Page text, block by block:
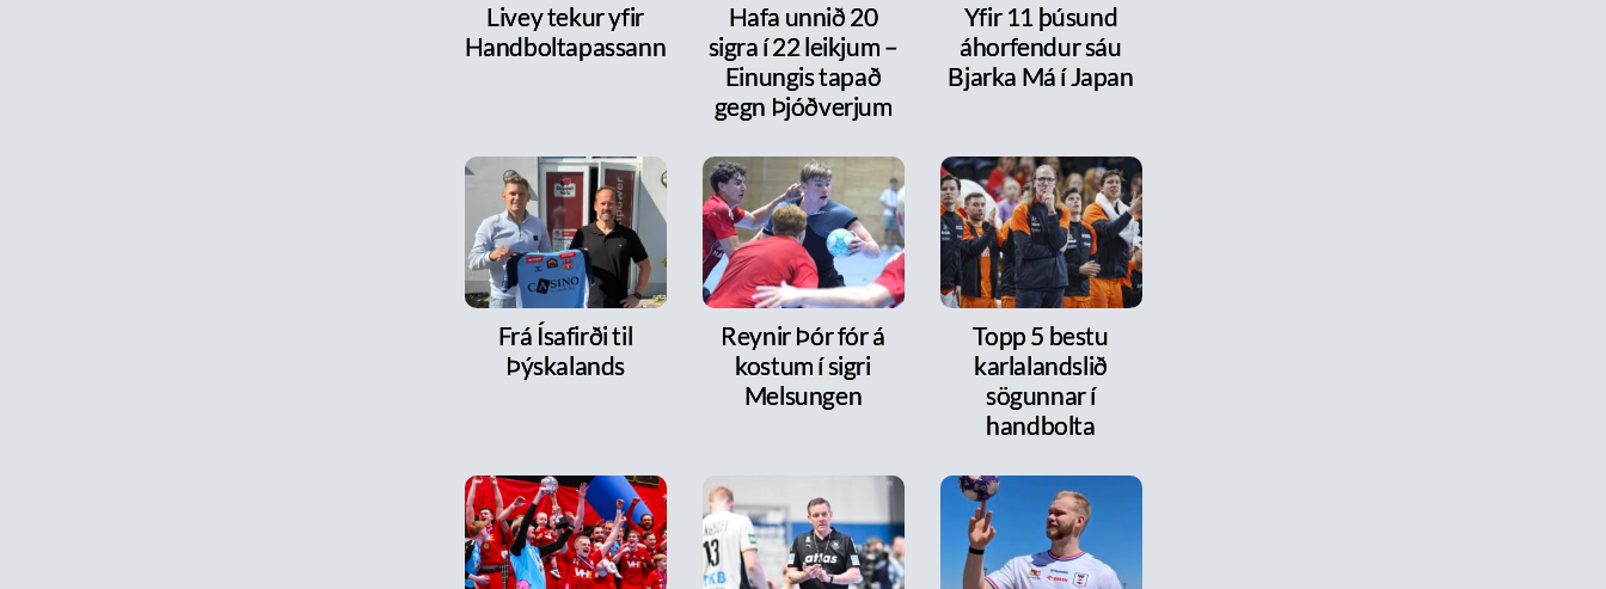
Livey tekur yfir
Handboltapassann
Hafa unnið 20
sigra í 22 leikjum –
Einungis tapað
gegn Þjóðverjum
Yfir 11 þúsund
áhorfendur sáu
Bjarka Má í Japan
Frá Ísafirði til
Þýskalands
Reynir Þór fór á
kostum í sigri
Melsungen
Topp 5 bestu
karlalandslið
sögunnar í
handbolta